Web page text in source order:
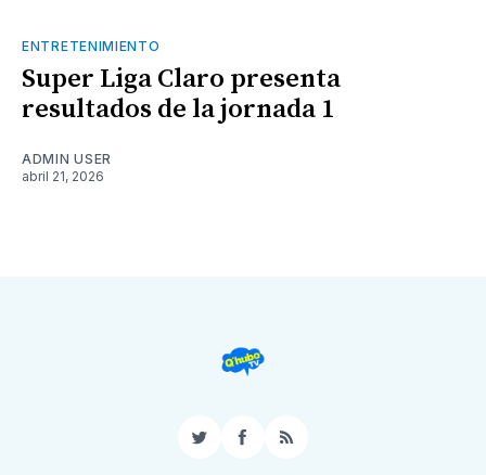
ENTRETENIMIENTO
Super Liga Claro presenta
resultados de la jornada 1
ADMIN USER
abril 21, 2026
TwitterFacebook
RSS